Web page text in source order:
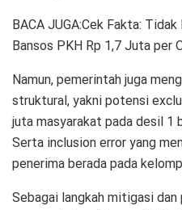
BACA JUGA:Cek Fakta:
Bansos PKH Rp 1,7 Juta per
Namun, pemerintah juga
struktural, yakni potensi
juta masyarakat pada desil 1
Serta inclusion error yang
penerima berada pada
Sebagai langkah mitigasi